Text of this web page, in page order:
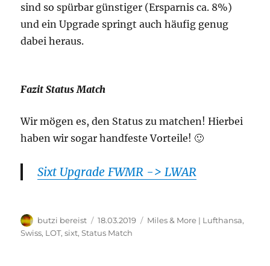
sind so spürbar günstiger (Ersparnis ca. 8%)
und ein Upgrade springt auch häufig genug
dabei heraus.
Fazit Status Match
Wir mögen es, den Status zu matchen! Hierbei
haben wir sogar handfeste Vorteile! 🙂
Sixt Upgrade FWMR -> LWAR
Autor
butzi bereist
Veröffentlicht
am
18.03.2019 Kategorien
Miles & More | Lufthansa,
Swiss, LOT,sixt,Status Match